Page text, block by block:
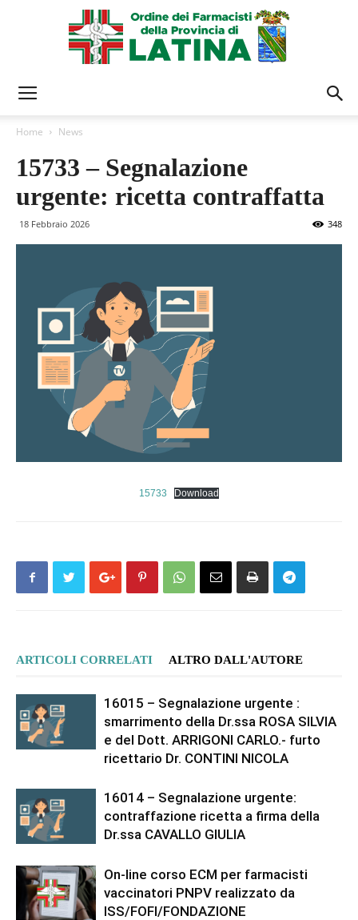
Farmacisti
Latina
Home News
15733 – Segnalazione
urgente: ricetta contraffatta
18 Febbraio 2026 348
15733 Download
ARTICOLI CORRELATI ALTRO DALL'AUTORE
16015 – Segnalazione urgente :
smarrimento della Dr.ssa ROSA SILVIA
e del Dott. ARRIGONI CARLO.- furto
ricettario Dr. CONTINI NICOLA
16014 – Segnalazione urgente:
contraffazione ricetta a firma della
Dr.ssa CAVALLO GIULIA
On-line corso ECM per farmacisti
vaccinatori PNPV realizzato da
ISS/FOFI/FONDAZIONE